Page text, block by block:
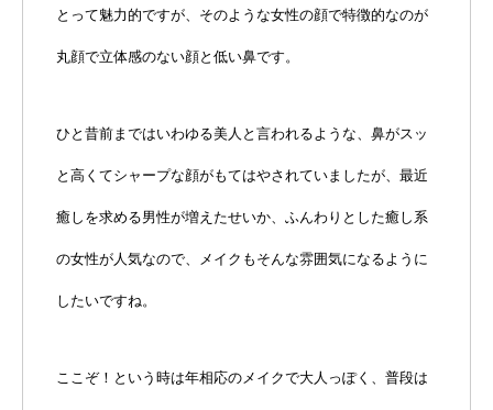
とって魅力的ですが、そのような女性の顔で特徴的なのが
丸顔で立体感のない顔と低い鼻です。
ひと昔前まではいわゆる美人と言われるような、鼻がスッ
と高くてシャープな顔がもてはやされていましたが、最近
癒しを求める男性が増えたせいか、ふんわりとした癒し系
の女性が人気なので、メイクもそんな雰囲気になるように
したいですね。
ここぞ！という時は年相応のメイクで大人っぽく、普段は